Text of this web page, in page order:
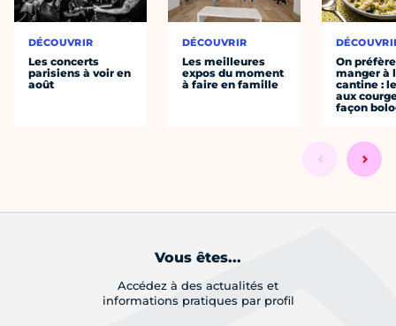
DÉCOUVRIR
Les concerts
parisiens à voir en
août
DÉCOUVRIR
Les meilleures
expos du moment
à faire en famille
On préfère
manger à
cantine :
aux
façon
Vous êtes...
Accédez à des actualités et
informations pratiques par profil